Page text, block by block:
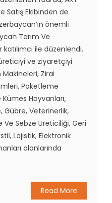
Satış Ekibinden de
önemli
Tarım Ve
katılımcı ile düzenlendi.
ve ziyaretçiyi
Zirai
Paketleme
Kümes Hayvanları,
Gübre, Veterinerlik,
Ve Sebze Üreticiliği, Geri
Lojistik, Elektronik
alanlarında
Read More